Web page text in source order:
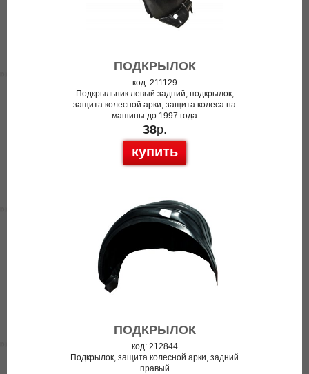
ПОДКРЫЛОК
код: 211129
Подкрыльник левый задний, подкрылок,
защита колесной арки, защита колеса на
машины до 1997 года
38р.
купить
ПОДКРЫЛОК
код: 212844
Подкрылок, защита колесной арки, задний
правый